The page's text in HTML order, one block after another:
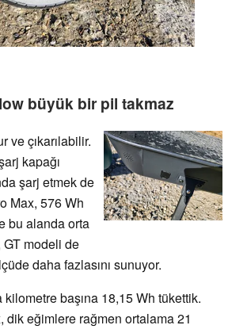
büyük bir pil takmaz
ve çıkarılabilir.
kapağı
şarj etmek de
Max, 576 Wh
bu alanda orta
GT modeli de
daha fazlasını sunuyor.
başına 18,15 Wh tükettik.
dik eğimlere rağmen ortalama 21